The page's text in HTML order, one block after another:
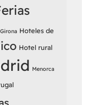
Girona Hoteles de
Hotel rural
Menorca